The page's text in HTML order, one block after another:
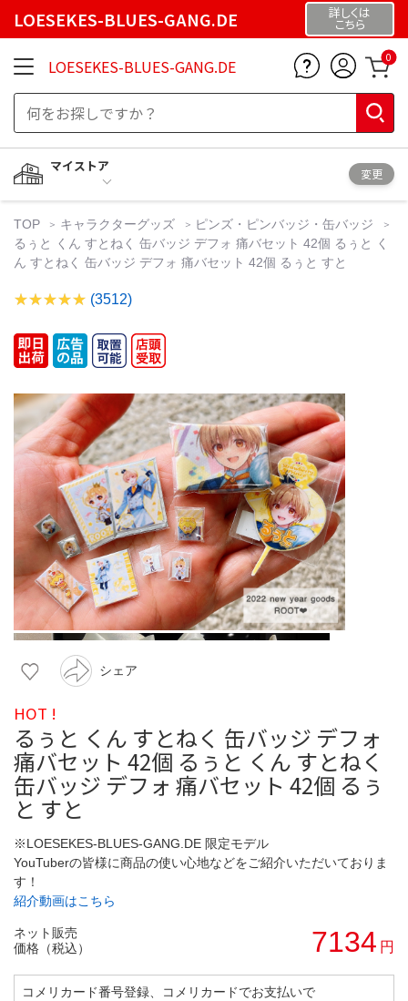
LOESEKES-BLUES-GANG.DE 詳しくは
こちら
LOESEKES-BLUES-GANG.DE 0
マイストア
変更
TOP キャラクターグッズ
ピンズ・ピンバッジ・缶バッジ
るぅと くん すとねく 缶バッジ デフォ 痛バセット 42個 るぅと く
ん すとねく 缶バッジ デフォ 痛バセット 42個 るぅと すと
(3512)
シェア
HOT !
るぅと くん すとねく 缶バッジ デフォ
痛バセット 42個 るぅと くん すとねく
缶バッジ デフォ 痛バセット 42個 るぅ
と すと
※LOESEKES-BLUES-GANG.DE 限定モデル
YouTuberの皆様に商品の使い心地などをご紹介いただいておりま
す！
紹介動画はこちら
ネット販売
価格（税込）
7134 円
コメリカード番号登録、コメリカードでお支払いで